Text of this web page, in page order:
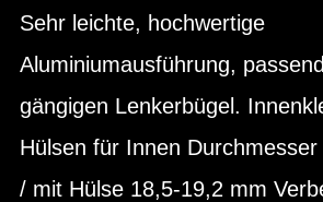
Sehr leichte, hochwertige
Aluminiumausführung,
gängigen Lenkerbügel.
Hülsen für Innen
/ mit Hülse 18,5-19,2 mm